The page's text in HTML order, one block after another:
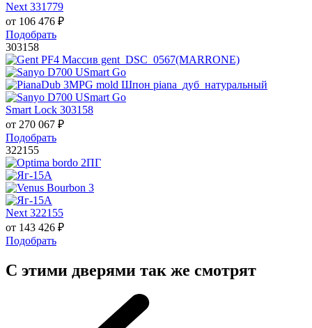
Next 331779
от 106 476 ₽
Подобрать
303158
Smart Lock 303158
от 270 067 ₽
Подобрать
322155
Next 322155
от 143 426 ₽
Подобрать
С этими дверями так же смотрят